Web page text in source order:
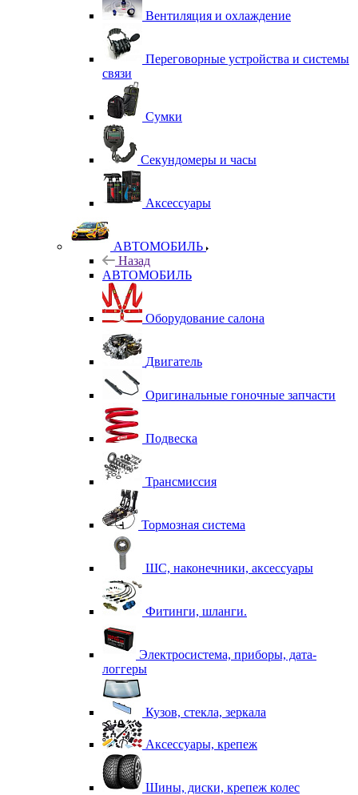
Вентиляция и охлаждение
Переговорные устройства и системы
связи
Сумки
Секундомеры и часы
Аксессуары
АВТОМОБИЛЬ
Назад
АВТОМОБИЛЬ
Оборудование салона
Двигатель
Оригинальные гоночные запчасти
Подвеска
Трансмиссия
Тормозная система
ШС, наконечники, аксессуары
Фитинги, шланги.
Электросистема, приборы, дата-
логгеры
Кузов, стекла, зеркала
Аксессуары, крепеж
Шины, диски, крепеж колес